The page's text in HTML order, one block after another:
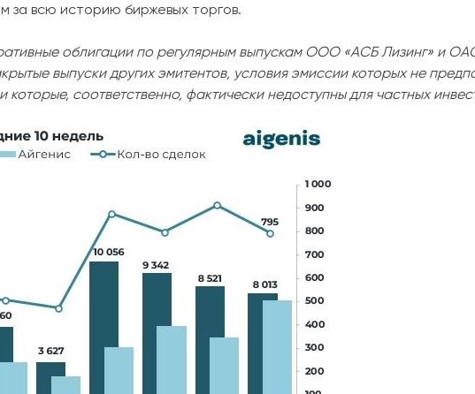
за всю историю биржевых торгов.
облигации по регулярным выпускам ООО «АСБ Лизинг» и
выпуски других эмитентов, условия эмиссии которых не
соответственно, фактически недоступны для частных